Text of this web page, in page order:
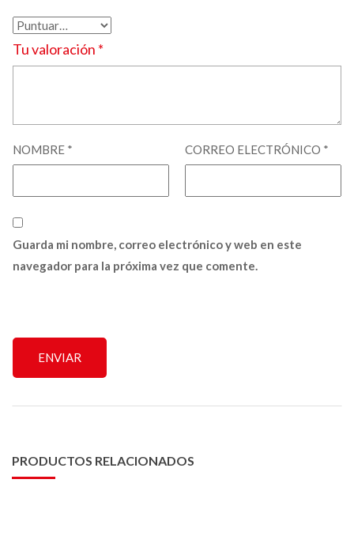
Tu valoración *
NOMBRE * CORREO ELECTRÓNICO *
Guarda mi nombre, correo electrónico y web en este
navegador para la próxima vez que comente.
PRODUCTOS RELACIONADOS